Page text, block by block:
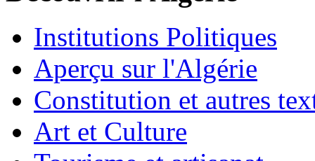
Institutions Politiques
Aperçu sur l'Algérie
Constitution et autres
Art et Culture